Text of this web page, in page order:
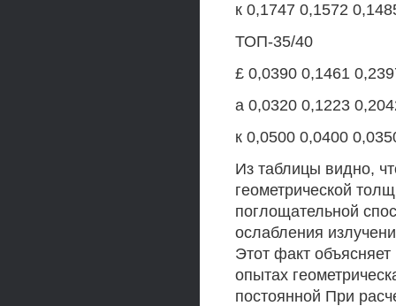
к 0,1747 0,1572
ТОП-35/40
£ 0,0390 0,1461
а 0,0320 0,1223
к 0,0500 0,0400
Из таблицы видно,
геометрической
поглощательной
ослабления
Этот факт
опытах
постоянной При